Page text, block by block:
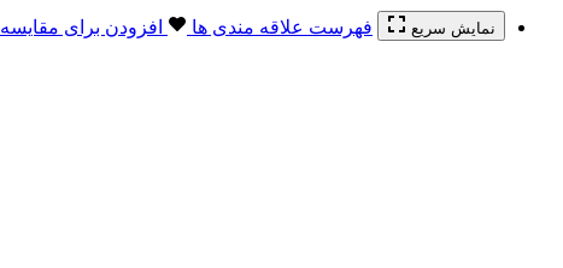
نمایش سریع فهرست علاقه مندی ها افزودن برای مقایسه